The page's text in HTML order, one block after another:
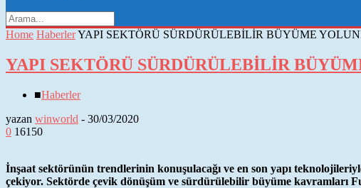
Home HaberlerYAPI SEKTÖRÜ SÜRDÜRÜLEBİLİR BÜYÜME
YAPI SEKTÖRÜ SÜRDÜRÜLEBİLİR
■Haberler
yazan winworld - 30/03/2020
0 16150
İnşaat sektörünün trendlerinin konuşulacağı ve en son yapı
çekiyor. Sektörde çevik dönüşüm ve sürdürülebilir büyüme kavramları